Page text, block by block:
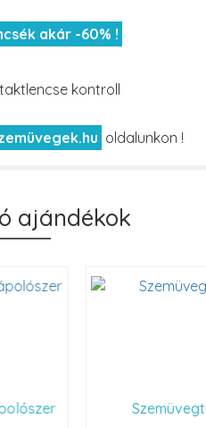
akár -60% !
kontroll
oldalunkon !
ajándékok
Szemüvegtok